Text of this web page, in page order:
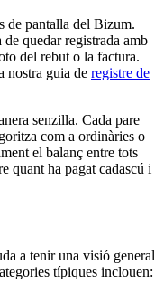
de pantalla del Bizum.
quedar registrada amb
del rebut o la factura.
nostra guia de registre de
senzilla. Cada pare
com a ordinàries o
el balanç entre tots
quant ha pagat cadascú i
a tenir una visió general
típiques inclouen: